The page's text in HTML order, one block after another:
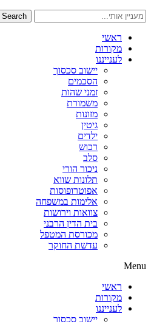
Search
ראשי
מקורות
לענייננו
יישוב סכסוך
הסכמים
זמני שהות
משמורת
מזונות
גיטין
ילדים
רכוש
סלב
ניכור הורי
תלונות שווא
אפוטרופוסות
אלימות במשפחה
צוואות וירושות
בית הדין הרבני
מכורסת המטפל
עדשת החוקר
Menu
ראשי
מקורות
לענייננו
יישוב סכסוך